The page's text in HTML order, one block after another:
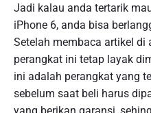
Jadi kalau anda tertarik
iPhone 6, anda bisa
Setelah membaca artikel di
perangkat ini tetap layak
ini adalah perangkat yang
sebelum saat beli harus